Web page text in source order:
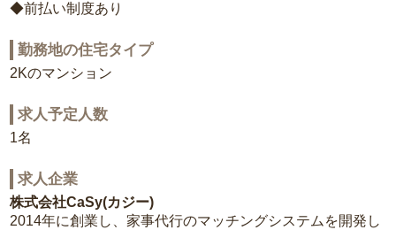
◆前払い制度あり
勤務地の住宅タイプ
2Kのマンション
求人予定人数
1名
求人企業
株式会社CaSy(カジー)
2014年に創業し、家事代行のマッチングシステムを開発し